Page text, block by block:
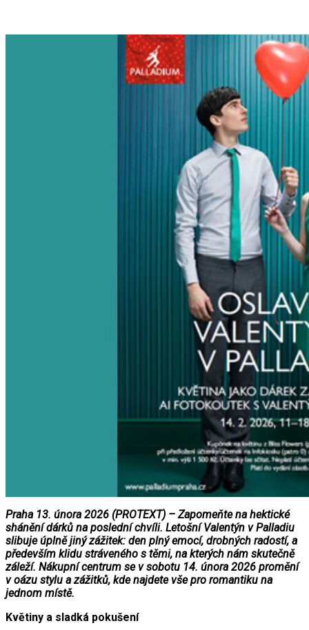
Praha 13. února 2026 (PROTEXT) – Zapomeňte na hektické
shánění dárků na poslední chvíli. Letošní Valentýn v Palladiu
slibuje úplně jiný zážitek: den plný emocí, drobných radostí, a
především klidu stráveného s těmi, na kterých nám skutečně
záleží. Nákupní centrum se v sobotu 14. února 2026 promění
v oázu stylu a zážitků, kde najdete vše pro romantiku na
jednom místě.
Květiny a sladká pokušení